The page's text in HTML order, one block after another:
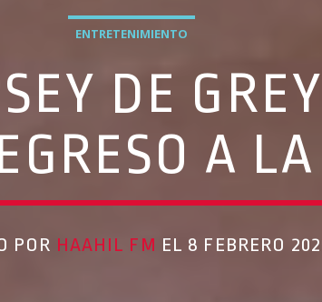
ENTRETENIMIENTO
DE
A
POR HAAHIL FM EL 8 FEBRERO